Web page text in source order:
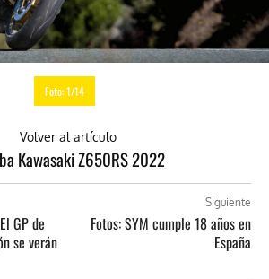
Foto: 1/14
Volver al artículo
Kawasaki Z650RS 2022
GP de
se verán
Siguiente
Fotos: SYM cumple 18 años en
España